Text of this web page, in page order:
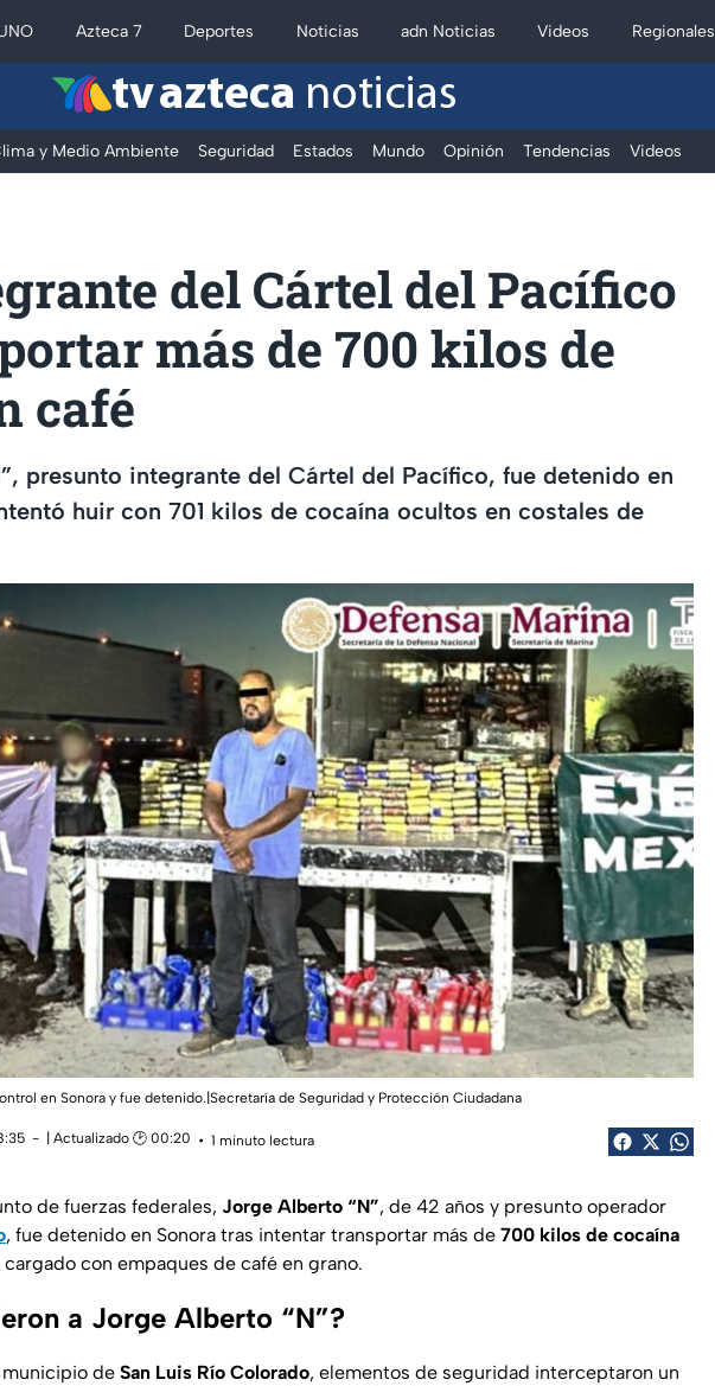
Azteca 7 Deportes Noticias adn Noticias Videos Regionales
tv azteca noticias
y Medio Ambiente Seguridad Estados Mundo Opinión Tendencias Videos
del Cártel del Pacífico
más de 700 kilos de
café
presunto integrante del Cártel del Pacífico, fue detenido en
huir con 701 kilos de cocaína ocultos en costales de
en Sonora y fue detenido.|Secretaría de Seguridad y Protección Ciudadana
| Actualizado 🕑 00:20
1 minuto lectura
de fuerzas federales, Jorge Alberto “N”, de 42 años y presunto operador
, fue detenido en Sonora tras intentar transportar más de 700 kilos de cocaína
con empaques de café en grano.
a Jorge Alberto “N”?
municipio de San Luis Río Colorado, elementos de seguridad interceptaron un